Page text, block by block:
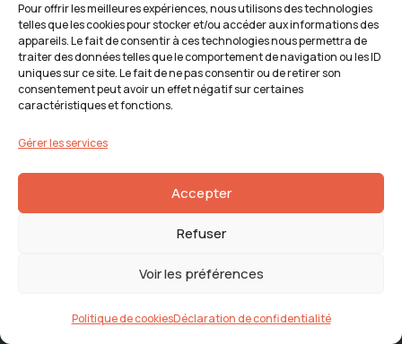
Pour offrir les meilleures expériences, nous utilisons des technologies
telles que les cookies pour stocker et/ou accéder aux informations des
appareils. Le fait de consentir à ces technologies nous permettra de
traiter des données telles que le comportement de navigation ou les ID
uniques sur ce site. Le fait de ne pas consentir ou de retirer son
consentement peut avoir un effet négatif sur certaines
caractéristiques et fonctions.
Gérer les services
Accepter
Refuser
Voir les préférences
Politique de cookiesDéclaration de confidentialité
2015
2015